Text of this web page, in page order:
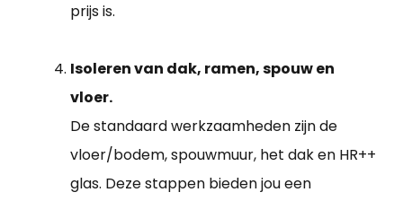
prijs is.
Isoleren van dak, ramen, spouw en
vloer.
De standaard werkzaamheden zijn de
vloer/bodem, spouwmuur, het dak en HR++
glas. Deze stappen bieden jou een